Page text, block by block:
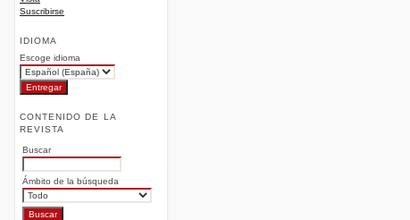
Suscribirse
IDIOMA
Escoge idioma
CONTENIDO DE LA
REVISTA
Buscar
Ámbito de la búsqueda